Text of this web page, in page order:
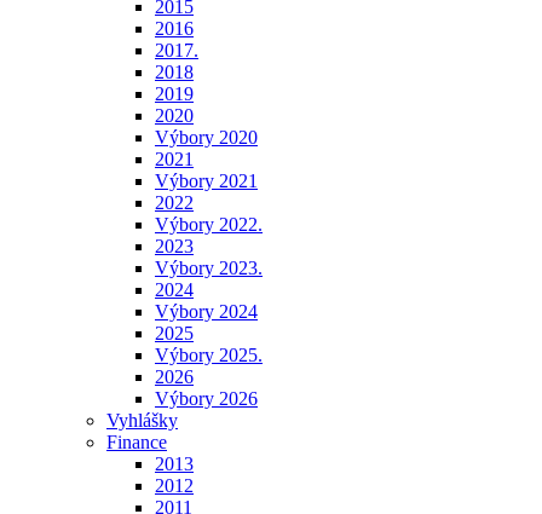
2015
2016
2017.
2018
2019
2020
Výbory 2020
2021
Výbory 2021
2022
Výbory 2022.
2023
Výbory 2023.
2024
Výbory 2024
2025
Výbory 2025.
2026
Výbory 2026
Vyhlášky
Finance
2013
2012
2011